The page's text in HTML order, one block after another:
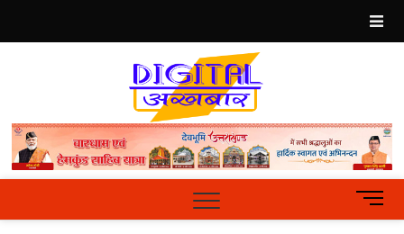
content
Hindi
News
PortalM
e